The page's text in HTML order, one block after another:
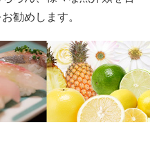
勧めします。